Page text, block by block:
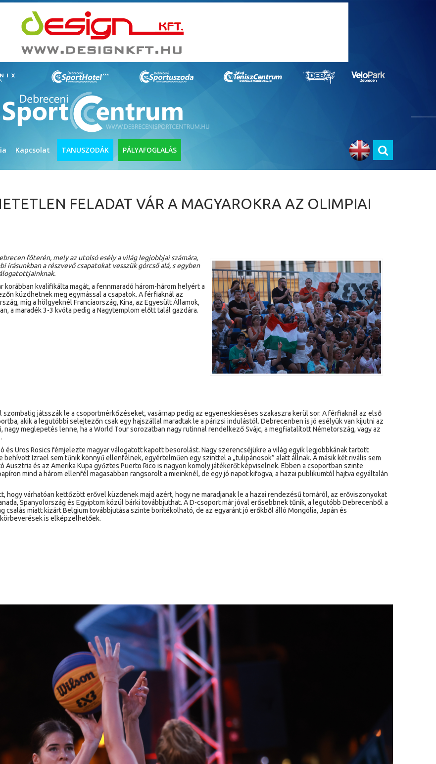
Kapcsolat TANUSZODÁK PÁLYAFOGLALÁS
FELADAT VÁR A MAGYAROKRA AZ OLIMPIAI
főterén, mely az utolsó esély a világ legjobbjai számára,
a részvevő csapatokat vesszük górcső alá, s egyben
kvalifikálta magát, a fennmaradó három-három helyért a
küzdhetnek meg egymással a csapatok. A férfiaknál az
míg a hölgyeknél Franciaország, Kína, az Egyesült Államok,
a maradék 3-3 kvóta pedig a Nagytemplom előtt talál gazdára.
játsszák le a csoportmérkőzéseket, vasárnap pedig az egyeneskieséses szakaszra kerül sor. A férfiaknál az első
akik a legutóbbi selejtezőn csak egy hajszállal maradtak le a párizsi indulástól. Debrecenben is jó esélyük van kijutni az
meglepetés lenne, ha a World Tour sorozatban nagy rutinnal rendelkező Svájc, a megfiatalított Németország, vagy az
és Uros Rosics fémjelezte magyar válogatott kapott besorolást. Nagy szerencséjükre a világ egyik legjobbkának tartott
Izrael sem tűnik könnyű ellenfélnek, egyértelműen egy szinttel a „tulipánosok” alatt állnak. A másik két rivális sem
Ausztria és az Amerika Kupa győztes Puerto Rico is nagyon komoly játékerőt képviselnek. Ebben a csoportban szinte
mind a három ellenfél magasabban rangsorolt a mieinknél, de egy jó napot kifogva, a hazai publikumtól hajtva egyáltalán
hogy várhatóan kettőzött erővel küzdenek majd azért, hogy ne maradjanak le a hazai rendezésű tornáról, az erőviszonyokat
Spanyolország és Egyiptom közül bárki továbbjuthat. A D-csoport már jóval erősebbnek tűnik, a legutóbb Debrecenből a
csalás miatt kizárt Belgium továbbjutása szinte borítékolható, de az egyaránt jó erőkből álló Mongólia, Japán és
is elképzelhetőek.